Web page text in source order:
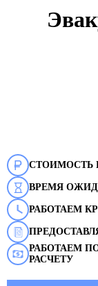
СТОИМОСТЬ
ВРЕМЯ
РАБОТАЕМ
РАБОТАЕМ
РАСЧЕТУ